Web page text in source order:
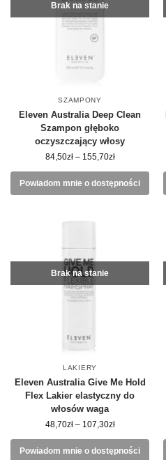
Brak na stanie
SZAMPONY
Eleven Australia Deep Clean
Szampon głęboko
oczyszczający włosy
84,50zł – 155,70zł
Powiadom mnie o dostępności
Brak na stanie
LAKIERY
Eleven Australia Give Me Hold
Flex Lakier elastyczny do
włosów waga
48,70zł – 107,30zł
Powiadom mnie o dostępności